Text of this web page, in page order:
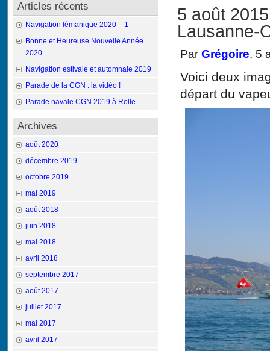
5 août
Lausanne-
Par Grégoire, 5
Voici deux
départ du
Articles récents
Navigation lémanique 2020 – 1
Bonne et Heureuse Nouvelle Année
2020
Navigation estivale et automnale 2019
Parade de la CGN : la vidéo !
Parade navale CGN 2019 à Rolle
Archives
août 2020
décembre 2019
octobre 2019
mai 2019
août 2018
juin 2018
mai 2018
avril 2018
septembre 2017
août 2017
juillet 2017
mai 2017
avril 2017